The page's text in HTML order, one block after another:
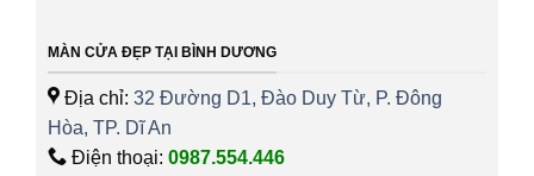
MÀN CỬA ĐẸP TẠI BÌNH DƯƠNG
Địa chỉ: 32 Đường D1, Đào Duy Từ, P. Đông
Hòa, TP. Dĩ An
Điện thoại: 0987.554.446